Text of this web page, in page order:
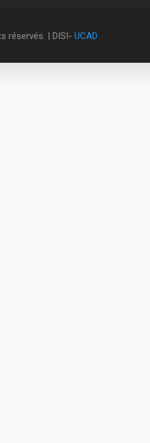
réservés. | DISI- UCAD